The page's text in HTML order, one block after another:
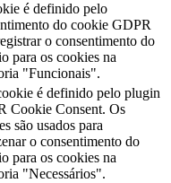
é definido pelo
do cookie GDPR
o consentimento do
para os cookies na
"Funcionais".
é definido pelo plugin
Cookie Consent. Os
são usados ​​para
o consentimento do
para os cookies na
"Necessários".